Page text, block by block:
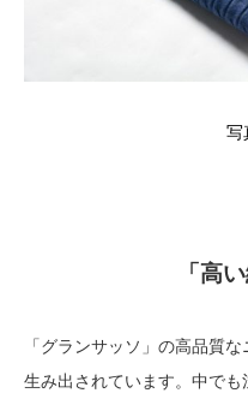
写
「高
「グランサッソ」の高品質
生み出されています。中で